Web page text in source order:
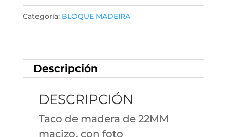
Categoría: BLOQUE MADEIRA
Descripción
DESCRIPCIÓN
Taco de madera de 22MM
macizo, con foto